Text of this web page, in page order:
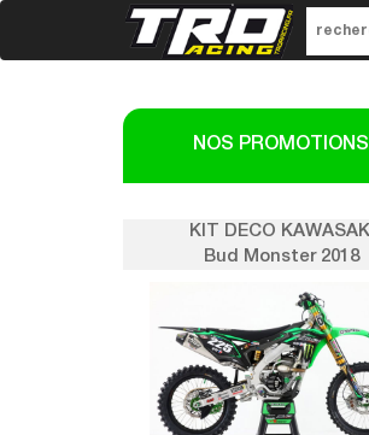
NOS PROMOTIONS
KIT DECO KAWASAKI
Bud Monster 2018